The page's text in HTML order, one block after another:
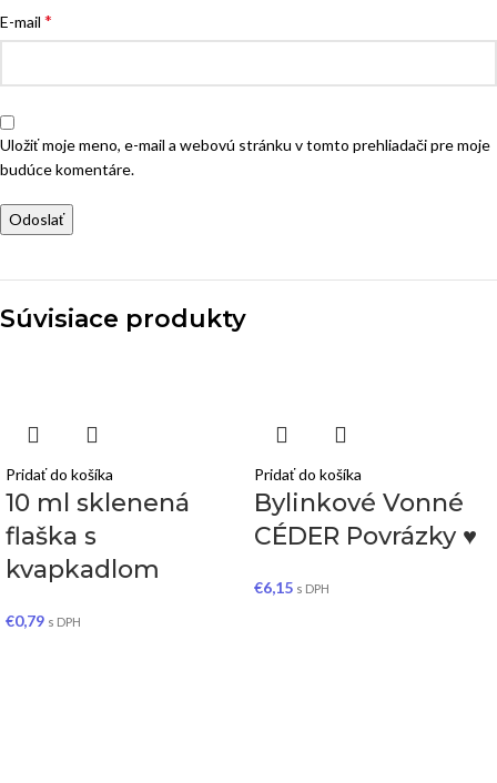
E-mail *
Uložiť moje meno, e-mail a webovú stránku v tomto prehliadači pre moje
budúce komentáre.
Súvisiace produkty
Pridať do košíka
10 ml sklenená
flaška s
kvapkadlom
€0,79 s DPH
Pridať do košíka
Bylinkové Vonné
CÉDER Povrázky ♥
€6,15 s DPH